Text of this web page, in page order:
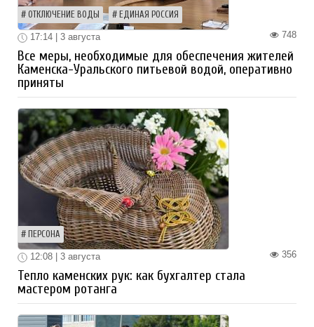
ОТКЛЮЧЕНИЕ ВОДЫ ЕДИНАЯ РОССИЯ
748
17:14 | 3 августа
Все меры, необходимые для обеспечения жителей
Каменска-Уральского питьевой водой, оперативно
приняты
ПЕРСОНА
356
12:08 | 3 августа
Тепло каменских рук: как бухгалтер стала
мастером ротанга